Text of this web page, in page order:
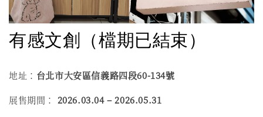
有感文創 （檔期已結束）
地址： 台北市大安區信義路四段60-134號
展售期間： 2026.03.04 – 2026.05.31